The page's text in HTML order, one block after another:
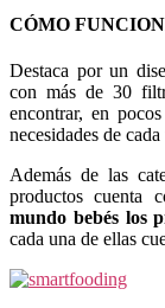
CÓMO
Destaca por un
con más de 30
encontrar, en
necesidades de
Además de las
productos cuenta
mundo bebés los
cada una de ellas